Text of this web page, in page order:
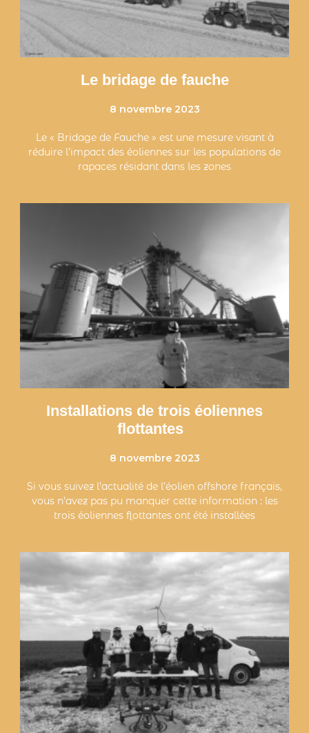
Le bridage de fauche
8 novembre 2023
Le « Bridage de Fauche » est une mesure visant à
réduire l’impact des éoliennes sur les populations de
rapaces résidant dans les zones
Installations de trois éoliennes
flottantes
8 novembre 2023
Si vous suivez l’actualité de l’éolien offshore français,
vous n’avez pas pu manquer cette information : les
trois éoliennes flottantes ont été installées